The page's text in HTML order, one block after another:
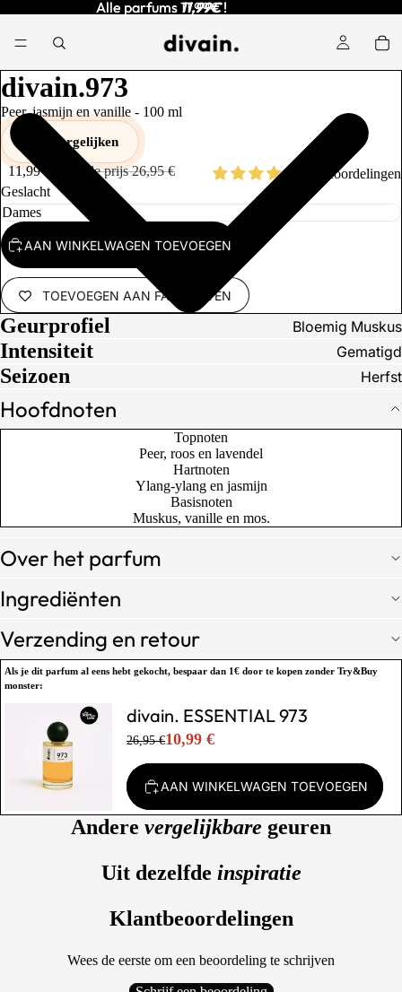
Alle parfums11,99€!
Alle parfums 11,99€ !
divain.973
Peer, jasmijn en vanille - 100 ml
Prijs vergelijken
11,99 € Normale prijs26,95 €
31 beoordelingen
Geslacht
AAN WINKELWAGEN TOEVOEGEN
TOEVOEGEN AAN FAVORIETEN
Geurprofiel Bloemig Muskus
Intensiteit Gematigd
Seizoen Herfst
Hoofdnoten
Topnoten
Peer, roos en lavendel
Hartnoten
Ylang-ylang en jasmijn
Basisnoten
Muskus, vanille en mos.
Over het parfum
Ingrediënten
Verzending en retour
Als je dit parfum al eens hebt gekocht, bespaar dan 1€ door te kopen zonder Try&Buy
monster:
divain. ESSENTIAL 973
26,95 €10,99 €
AAN WINKELWAGEN TOEVOEGEN
Andere vergelijkbare geuren
Uit dezelfde inspiratie
Klantbeoordelingen
Wees de eerste om een beoordeling te schrijven